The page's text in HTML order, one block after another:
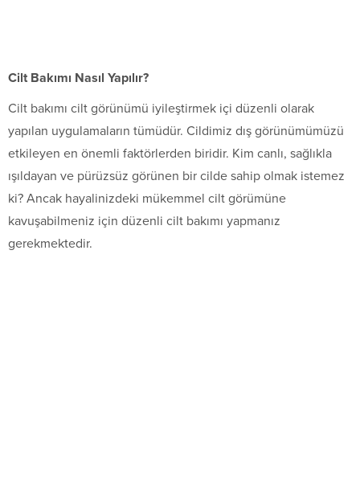
Cilt Bakımı Nasıl Yapılır?
Cilt bakımı cilt görünümü iyileştirmek içi düzenli olarak
yapılan uygulamaların tümüdür. Cildimiz dış görünümümüzü
etkileyen en önemli faktörlerden biridir. Kim canlı, sağlıkla
ışıldayan ve pürüzsüz görünen bir cilde sahip olmak istemez
ki? Ancak hayalinizdeki mükemmel cilt görümüne
kavuşabilmeniz için düzenli cilt bakımı yapmanız
gerekmektedir.